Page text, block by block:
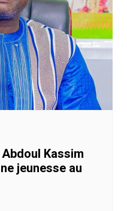
Kassim
jeunesse au